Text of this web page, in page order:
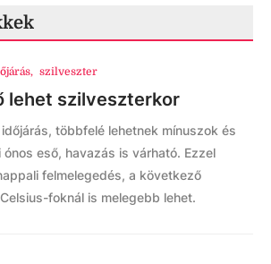
, szilveszter
lehet szilveszterkor
többfelé lehetnek mínuszok és
eső, havazás is várható. Ezzel
felmelegedés, a következő
foknál is melegebb lehet.